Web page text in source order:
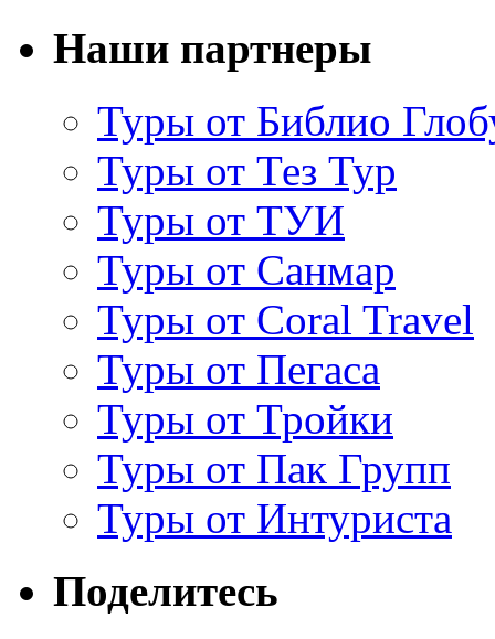
Наши партнеры
Туры от Библио
Туры от Тез Тур
Туры от ТУИ
Туры от Санмар
Туры от Coral Travel
Туры от Пегаса
Туры от Тройки
Туры от Пак Групп
Туры от Интуриста
Поделитесь